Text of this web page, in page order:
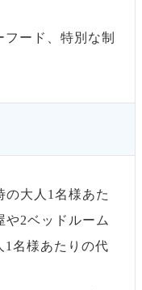
ード、特別な制
の大人1名様あた
や2ベッドルーム
1名様あたりの代